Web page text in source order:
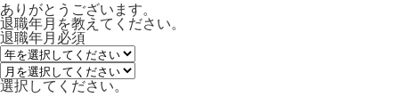
ありがとうございます。
退職年月を教えてください。
退職年月 必須
選択してください。